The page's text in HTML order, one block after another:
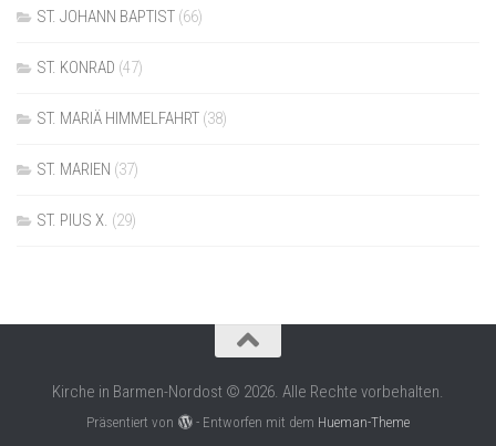
ST. JOHANN BAPTIST (66)
ST. KONRAD (47)
ST. MARIÄ HIMMELFAHRT (38)
ST. MARIEN (37)
ST. PIUS X. (29)
Kirche in Barmen-Nordost © 2026. Alle Rechte vorbehalten.
Präsentiert von - Entworfen mit dem Hueman-Theme